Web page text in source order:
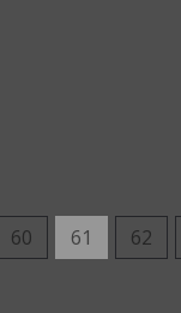
60 61 62